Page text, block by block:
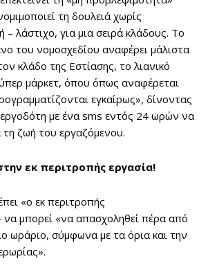
τη δουλειά χωρίς
λάστιχο, για μια σειρά κλάδους. Το
του νομοσχεδίου αναφέρει μάλιστα
κλάδο της Εστίασης, το λιανικό
μάρκετ, όπου όπως αναφέρεται
εγκαίρως», δίνοντας
με ένα sms εντός 24 ωρών να
τη ζωή του εργαζόμενου.
εκ περιτροπής εργασία!
«ο εκ περιτροπής
μπορεί «να απασχοληθεί πέρα από
ωράριο, σύμφωνα με τα όρια και την